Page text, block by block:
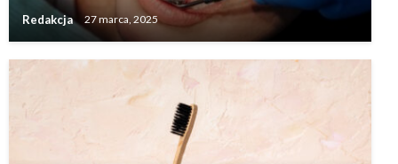
Redakcja 27 marca, 2025